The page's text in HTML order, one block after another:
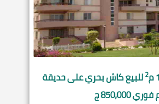
2للبيع كاش بحري على حديقة
ج